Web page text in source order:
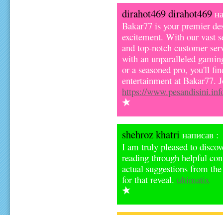
dirahot469 dirahot469
Bakar77 is your premier
excitement. With our vast
and top-notch customer
with an unparalleled
or a seasoned pro, you'll
entertainment at Bakar77.
https://
shehroz khatri написав :
I am truly pleased to
reading through helpful
actual suggestions from
for that reveal.ultimatix